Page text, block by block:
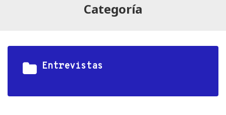
Categoría
Entrevistas